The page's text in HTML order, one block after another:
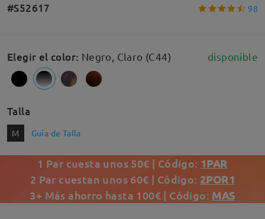
#S52617 98
Elegir el color: Negro, Claro (C44) disponible
Talla
M Guía de Talla
1 Par cuesta unos 50€ | Código: 1PAR
2 Par cuestan unos 60€ | Código: 2POR1
3+ Más ahorro hasta 100€ | Código: MAS